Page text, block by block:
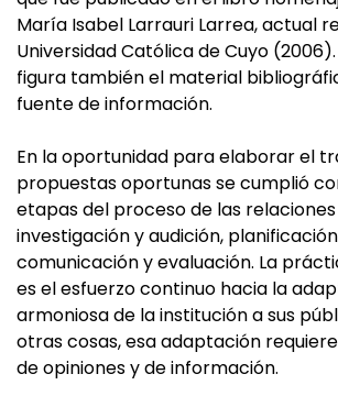
María Isabel Larrauri Larrea, actual
Universidad Católica de Cuyo
figura también el material
fuente de información.
En la oportunidad para elaborar el
propuestas oportunas se cumplió
etapas del proceso de las
investigación y audición,
comunicación y evaluación. La
es el esfuerzo continuo hacia la
armoniosa de la institución a sus
otras cosas, esa adaptación
de opiniones y de información.